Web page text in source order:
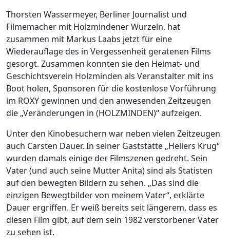
Thorsten Wassermeyer, Berliner Journalist und
Filmemacher mit Holzmindener Wurzeln, hat
zusammen mit Markus Laabs jetzt für eine
Wiederauflage des in Vergessenheit geratenen Films
gesorgt. Zusammen konnten sie den Heimat- und
Geschichtsverein Holzminden als Veranstalter mit ins
Boot holen, Sponsoren für die kostenlose Vorführung
im ROXY gewinnen und den anwesenden Zeitzeugen
die „Veränderungen in (HOLZMINDEN)“ aufzeigen.
Unter den Kinobesuchern war neben vielen Zeitzeugen
auch Carsten Dauer. In seiner Gaststätte „Hellers Krug“
wurden damals einige der Filmszenen gedreht. Sein
Vater (und auch seine Mutter Anita) sind als Statisten
auf den bewegten Bildern zu sehen. „Das sind die
einzigen Bewegtbilder von meinem Vater“, erklärte
Dauer ergriffen. Er weiß bereits seit längerem, dass es
diesen Film gibt, auf dem sein 1982 verstorbener Vater
zu sehen ist.